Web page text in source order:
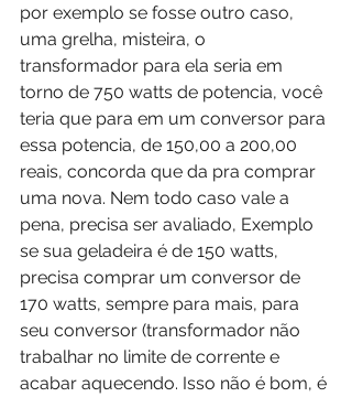
por exemplo se fosse outro caso,
uma grelha, misteira, o
transformador para ela seria em
torno de 750 watts de potencia, você
teria que para em um conversor para
essa potencia, de 150,00 a 200,00
reais, concorda que da pra comprar
uma nova. Nem todo caso vale a
pena, precisa ser avaliado, Exemplo
se sua geladeira é de 150 watts,
precisa comprar um conversor de
170 watts, sempre para mais, para
seu conversor (transformador não
trabalhar no limite de corrente e
acabar aquecendo. Isso não é bom, é